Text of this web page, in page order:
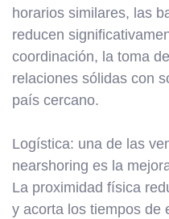
horarios similares, las
reducen
coordinación, la toma
relaciones sólidas con
país cercano.
Logística: una de las
nearshoring es la
La proximidad física
y acorta los tiempos de